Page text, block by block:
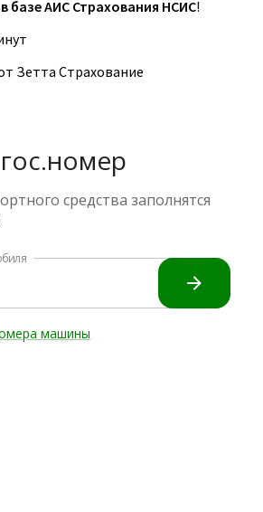
в базе АИС Страхования НСИС!
Зетта Страхование